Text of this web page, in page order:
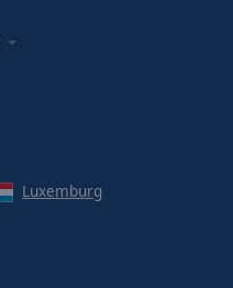
Luxemburg